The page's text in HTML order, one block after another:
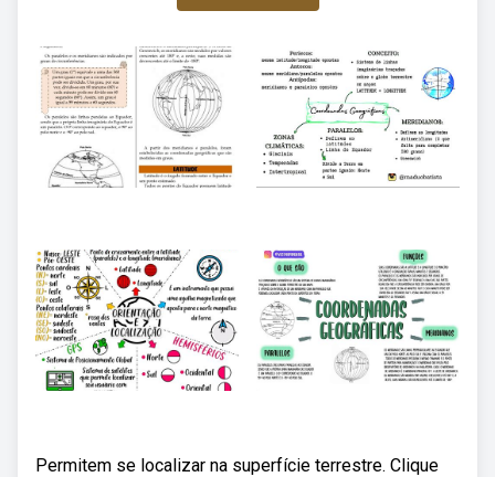
Permitem se localizar na superfície terrestre. Clique